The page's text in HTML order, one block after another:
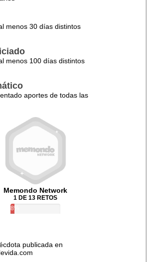
menos 30 días distintos
menos 100 días distintos
aportes de todas las
Memondo Network
1 DE 13 RETOS
8%
publicada en